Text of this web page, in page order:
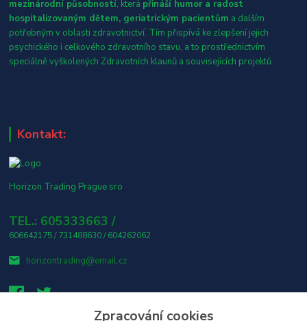
mezinárodní působností, která přináší humor a radost
hospitalizovaným dětem, geriatrickým pacientům a dalším
potřebným v oblasti zdravotnictví. Tím přispívá ke zlepšení jejich
psychického i celkového zdravotního stavu, a to prostřednictvím
speciálně vyškolených Zdravotních klaunů a souvisejících projektů.
Kontakt:
Horizon Trading Prague sro
TEL.: 605333663 /
606642175 / 731488630 / 604262062
horizontrading@email.cz
Zpracování cookies